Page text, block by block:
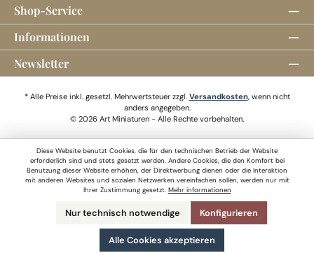
Shop-Service
Informationen
Newsletter
* Alle Preise inkl. gesetzl. Mehrwertsteuer zzgl. Versandkosten, wenn nicht
anders angegeben.
© 2026 Art Miniaturen - Alle Rechte vorbehalten.
Diese Website benutzt Cookies, die für den technischen Betrieb der Website
erforderlich sind und stets gesetzt werden. Andere Cookies, die den Komfort bei
Benutzung dieser Website erhöhen, der Direktwerbung dienen oder die Interaktion
mit anderen Websites und sozialen Netzwerken vereinfachen sollen, werden nur mit
Ihrer Zustimmung gesetzt. Mehr informationen
Nur technisch notwendige Konfigurieren
Alle Cookies akzeptieren